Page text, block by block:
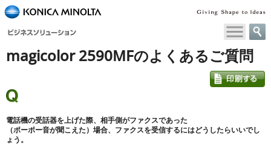
ペ
ー
内
用
の
リ
magicolor 2590MFのよくあるご質問
電話機の受話器を上げた際、相手側がファクスであった
（ポーポー音が聞こえた）場合、ファクスを受信するにはどうしたらいいでし
ょう。